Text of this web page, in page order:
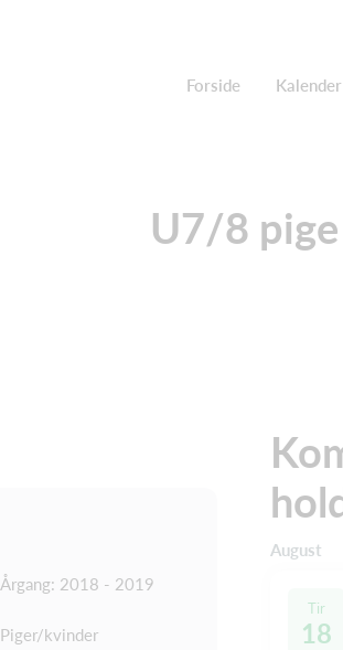
Forside Kalender
U7/8 pige
Årgang: 2018 - 2019
Piger/kvinder
August
Tir
18